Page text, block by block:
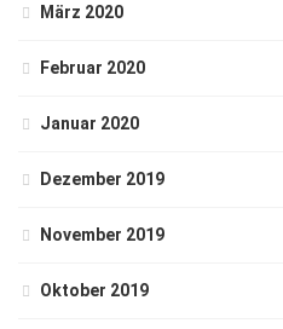
März 2020
Februar 2020
Januar 2020
Dezember 2019
November 2019
Oktober 2019